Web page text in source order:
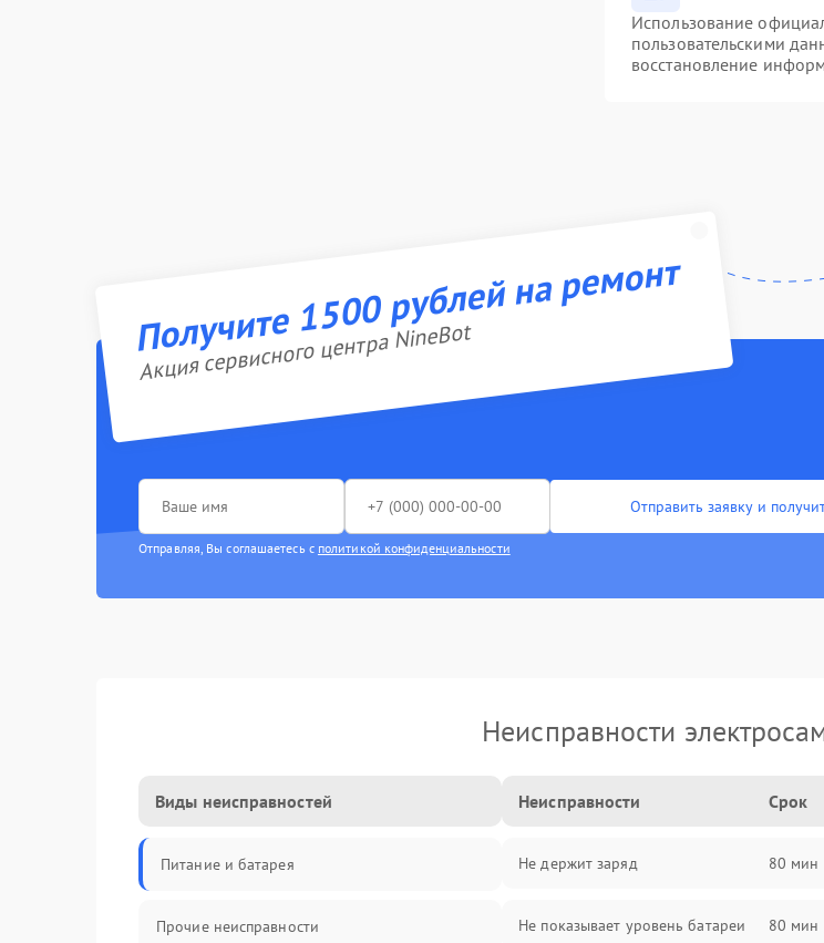
Использование
пользовательскими
восстановление
Получите 1500 рублей на ремонт
Акция сервисного центра NineBot
Отправить заявку и
Отправляя, Вы соглашаетесь с политикой конфиденциальности
Неисправности
Виды неисправностей
Питание и батарея
Прочие неисправности
Неисправности Срок
Не держит заряд 80 мин
Не показывает уровень батареи 80 мин